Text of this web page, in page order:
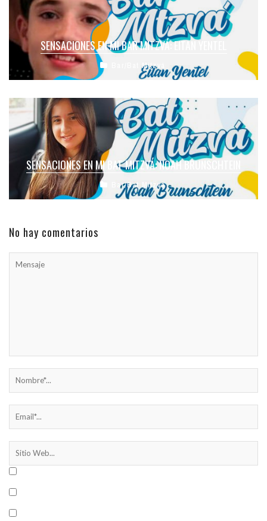
SENSACIONES EN MI BAR MITZVÁ: EITAN YENTEL
Bar/Bat Mitzvá
SENSACIONES EN MI BAT MITZVÁ: NOAH BRUNSCHTEIN
Bar/Bat Mitzvá
No hay comentarios